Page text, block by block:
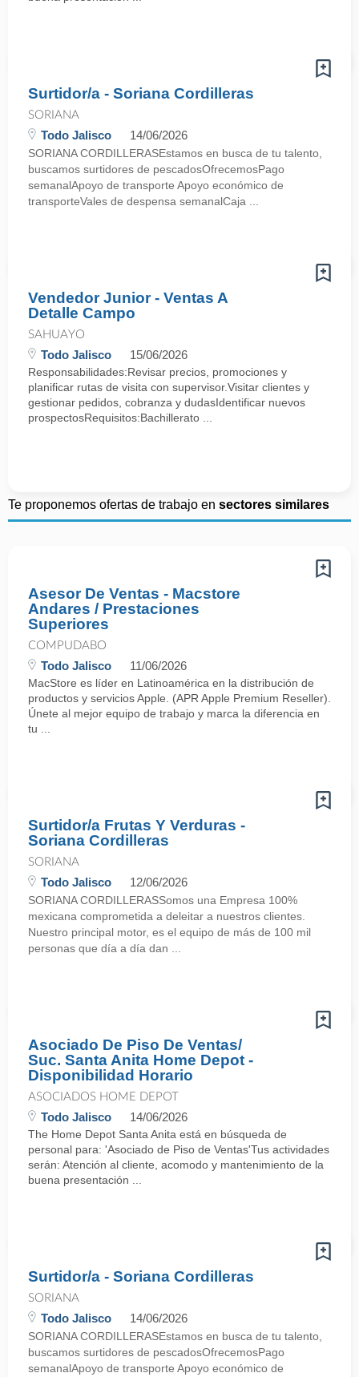
Surtidor/a - Soriana Cordilleras
SORIANA
Todo Jalisco 14/06/2026
SORIANA CORDILLERASEstamos en busca de tu talento,
buscamos surtidores de pescadosOfrecemosPago
semanalApoyo de transporte Apoyo económico de
transporteVales de despensa semanalCaja ...
Vendedor Junior - Ventas A
Detalle Campo
SAHUAYO
Todo Jalisco 15/06/2026
Responsabilidades:Revisar precios, promociones y
planificar rutas de visita con supervisor.Visitar clientes y
gestionar pedidos, cobranza y dudasIdentificar nuevos
prospectosRequisitos:Bachillerato ...
Te proponemos ofertas de trabajo en sectores similares
Asesor De Ventas - Macstore
Andares / Prestaciones
Superiores
COMPUDABO
Todo Jalisco 11/06/2026
MacStore es líder en Latinoamérica en la distribución de
productos y servicios Apple. (APR Apple Premium Reseller).
Únete al mejor equipo de trabajo y marca la diferencia en
tu ...
Surtidor/a Frutas Y Verduras -
Soriana Cordilleras
SORIANA
Todo Jalisco 12/06/2026
SORIANA CORDILLERASSomos una Empresa 100%
mexicana comprometida a deleitar a nuestros clientes.
Nuestro principal motor, es el equipo de más de 100 mil
personas que día a día dan ...
Asociado De Piso De Ventas/
Suc. Santa Anita Home Depot -
Disponibilidad Horario
ASOCIADOS HOME DEPOT
Todo Jalisco 14/06/2026
The Home Depot Santa Anita está en búsqueda de
personal para: 'Asociado de Piso de Ventas'Tus actividades
serán: Atención al cliente, acomodo y mantenimiento de la
buena presentación ...
Surtidor/a - Soriana Cordilleras
SORIANA
Todo Jalisco 14/06/2026
SORIANA CORDILLERASEstamos en busca de tu talento,
buscamos surtidores de pescadosOfrecemosPago
semanalApoyo de transporte Apoyo económico de